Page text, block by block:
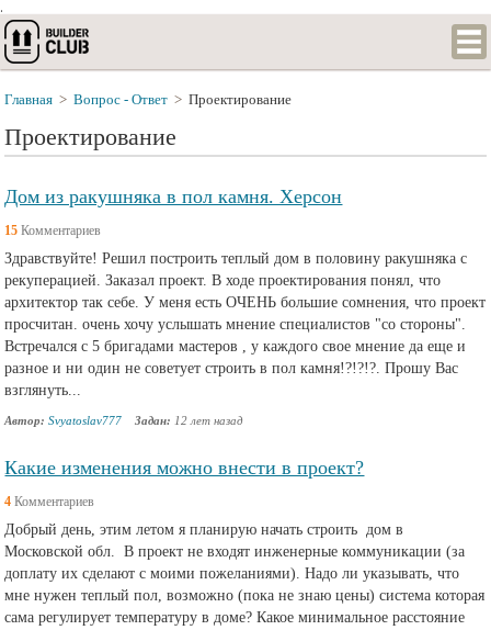
.
Главная > Вопрос - Ответ > Проектирование
Проектирование
Дом из ракушняка в пол камня. Херсон
15 Комментариев
Здравствуйте! Решил построить теплый дом в половину ракушняка с
рекуперацией. Заказал проект. В ходе проектирования понял, что
архитектор так себе. У меня есть ОЧЕНЬ большие сомнения, что проект
просчитан. очень хочу услышать мнение специалистов "со стороны".
Встречался с 5 бригадами мастеров , у каждого свое мнение да еще и
разное и ни один не советует строить в пол камня!?!?!?. Прошу Вас
взглянуть...
Автор: Svyatoslav777 Задан: 12 лет назад
Какие изменения можно внести в проект?
4 Комментариев
Добрый день, этим летом я планирую начать строить дом в
Московской обл. В проект не входят инженерные коммуникации (за
доплату их сделают с моими пожеланиями). Надо ли указывать, что
мне нужен теплый пол, возможно (пока не знаю цены) система которая
сама регулирует температуру в доме? Какое минимальное расстояние